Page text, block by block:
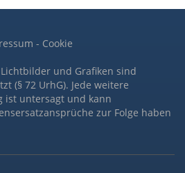
- Cookie
und Grafiken sind
(§ 72 UrhG). Jede weitere
ist untersagt und kann
zur Folge haben